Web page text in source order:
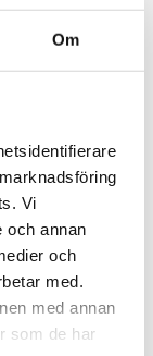
Om
Vi
och annan
och
med.
med annan
som de har
st
6-
2L